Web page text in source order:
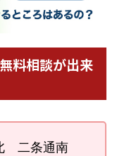
料相談が出来
二条通南